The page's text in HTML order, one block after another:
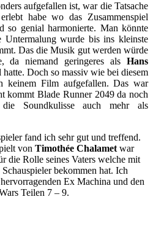
aufgefallen ist, war die Tatsache
habe wo das Zusammenspiel
so genial harmonierte. Man könnte
Untermalung wurde bis ins kleinste
Das die Musik gut werden würde
da niemand geringeres als Hans
Doch so massiv wie bei diesem
Film aufgefallen. Das war
kommt Blade Runner 2049 da noch
Soundkulisse auch mehr als
fand ich sehr gut und treffend.
von Timothée Chalamet war
die Rolle seines Vaters welche mit
bekommen hat. Ich
Ex Machina und den
Teilen 7 – 9.